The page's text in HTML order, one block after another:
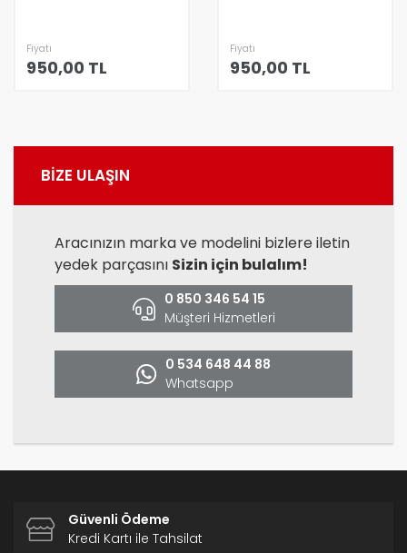
Fiyatı
950,00 TL
Fiyatı
950,00 TL
BİZE ULAŞIN
Aracınızın marka ve modelini bizlere iletin
yedek parçasını Sizin için bulalım!
0 850 346 54 15
Müşteri Hizmetleri
0 534 648 44 88
Whatsapp
Güvenli Ödeme
Kredi Kartı ile Tahsilat